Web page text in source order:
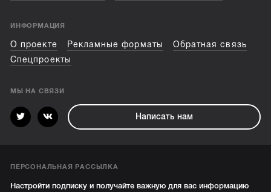
ИНФОРМАЦИЯ
О проекте Рекламные форматы
Обратная связь
Спецпроекты
МЫ НА СВЯЗИ
Написать нам
ПЕРСОНАЛЬНАЯ РАССЫЛКА
Настройти подписку и получайте важную для вас информацию